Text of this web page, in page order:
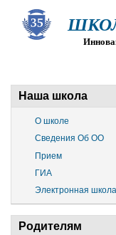
Наша школа
О школе
Сведения Об ОО
Прием
ГИА
Электронная школа
Родителям